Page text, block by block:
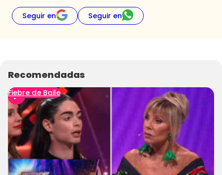
Seguir en Seguir en
Recomendadas
Fiebre de Baile